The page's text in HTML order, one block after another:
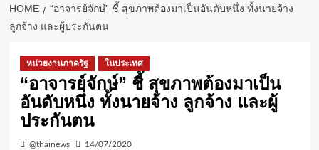
HOME
“อาจารย์จักษ์” ชี้ สุขภาพต้องมาเป็นอันดับหนึ่ง ทั้งนายจ้าง
ลูกจ้าง และผู้ประกันตน
หน่วยงานภาครัฐ ในประเทศ
“อาจารย์จักษ์” ชี้ สุขภาพต้องมาเป็น
อันดับหนึ่ง ทั้งนายจ้าง ลูกจ้าง และผู้
ประกันตน
@thainews 14/07/2020